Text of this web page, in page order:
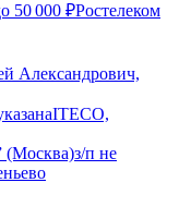
50 000 ₽Ростелеком
Александрович,
ITECO,
(Москва)з/п не